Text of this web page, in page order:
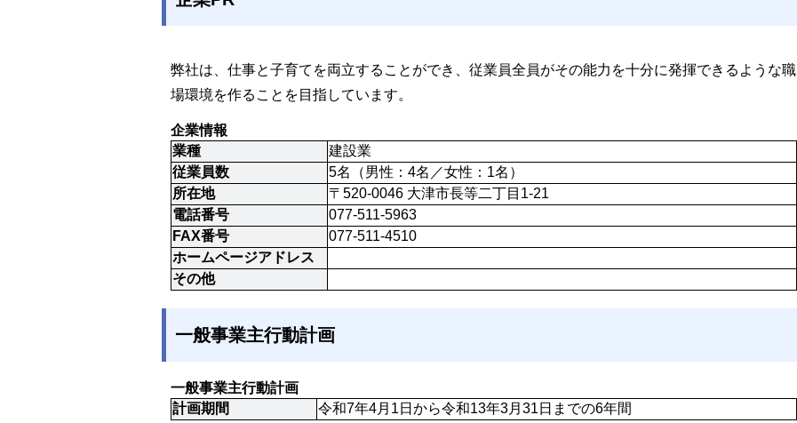
弊社は、仕事と子育てを両立することができ、従業員全員がその能力を十分に発揮できるような職
場環境を作ることを目指しています。
企業情報
業種
建設業
従業員数
5名（男性：4名／女性：1名）
所在地
〒520-0046 大津市長等二丁目1-21
電話番号
077-511-5963
FAX番号
077-511-4510
ホームページアドレス
その他
一般事業主行動計画
一般事業主行動計画
計画期間
令和7年4月1日から令和13年3月31日までの6年間